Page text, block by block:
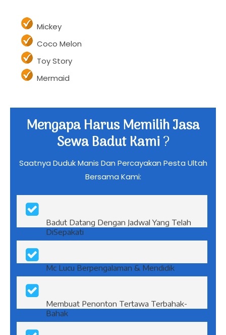
BabyShark
Mickey
Coco Melon
Mengapa Harus Memilih Jasa
Sewa Badut Kami
DiSepakati
Mc Lucu Berpengalaman & Mendidik